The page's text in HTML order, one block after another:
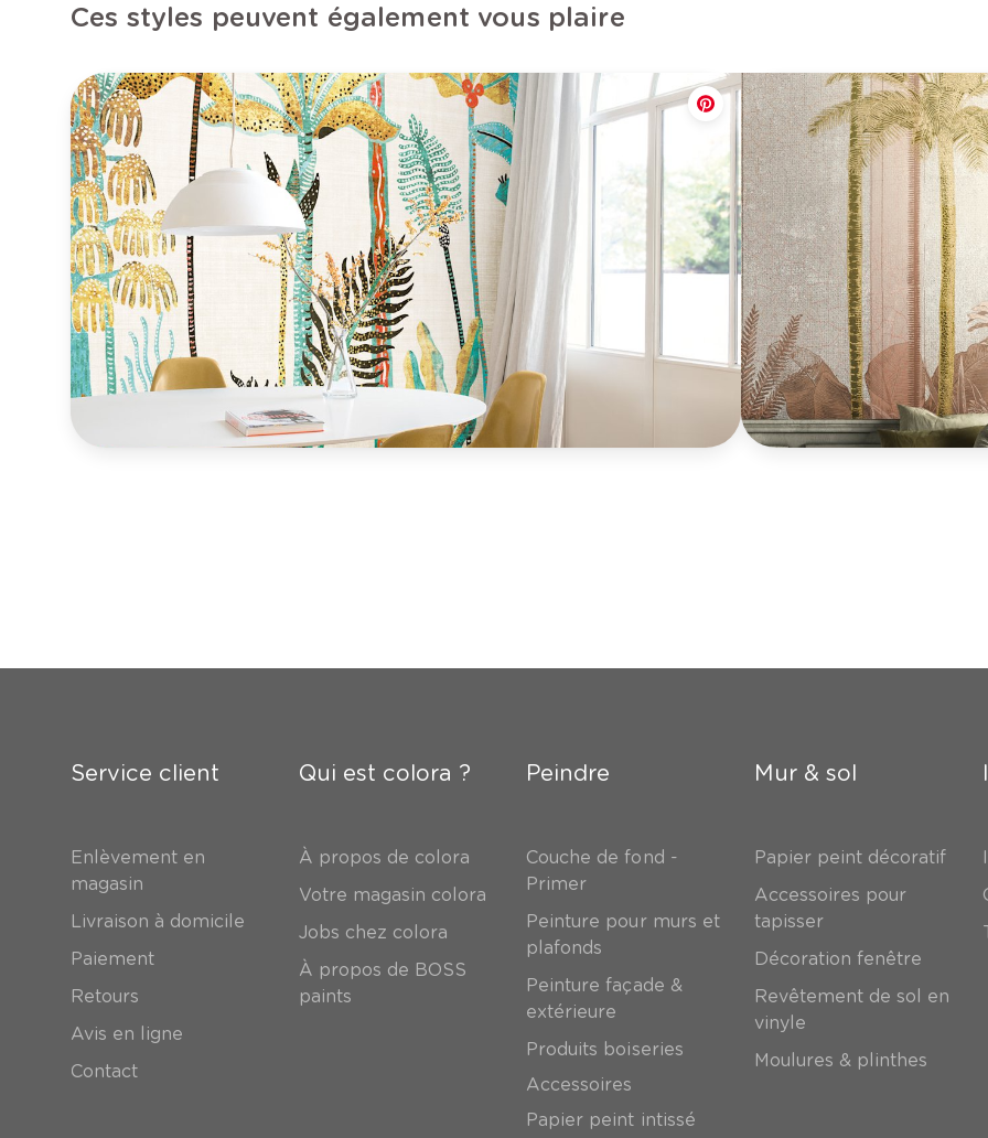
Ces styles peuvent également vous plaire
Service client
Enlèvement en
magasin
Livraison à domicile
Paiement
Retours
Avis en ligne
Contact
Qui est colora ?
À propos de colora
Votre magasin colora
Jobs chez colora
À propos de BOSS
paints
Peindre
Couche de fond -
Primer
Peinture pour murs et
plafonds
Peinture façade &
extérieure
Produits boiseries
Accessoires
Papier peint intissé
Mur & sol
Papier peint décoratif
Accessoires pour
tapisser
Décoration fenêtre
Revêtement de sol en
vinyle
Moulures & plinthes